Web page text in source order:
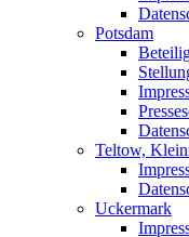
Potsdam
Teltow,
Uckermark